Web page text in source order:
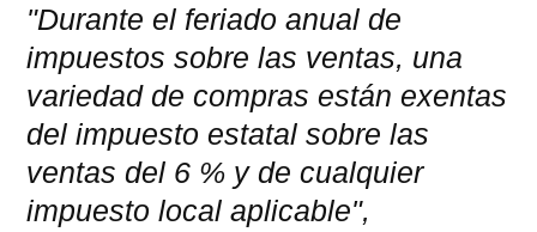
"Durante el feriado anual de
impuestos sobre las ventas, una
variedad de compras están exentas
del impuesto estatal sobre las
ventas del 6 % y de cualquier
impuesto local aplicable",